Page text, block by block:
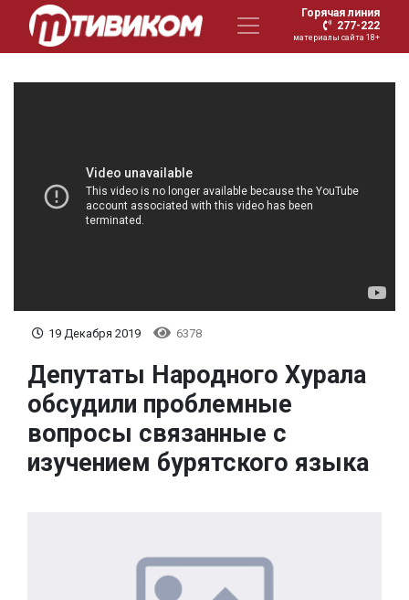
Горячая линия
277-222
материалы сайта 18+
19 Декабря 2019 6378
Депутаты Народного Хурала
обсудили проблемные
вопросы связанные с
изучением бурятского языка